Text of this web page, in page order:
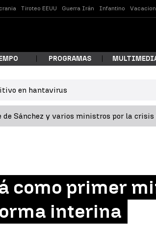
Tiroteo EEUU Guerra Irán Infantino
PROGRAMAS
en hantavirus
de Sánchez y varios ministros por la crisis
como primer
interina